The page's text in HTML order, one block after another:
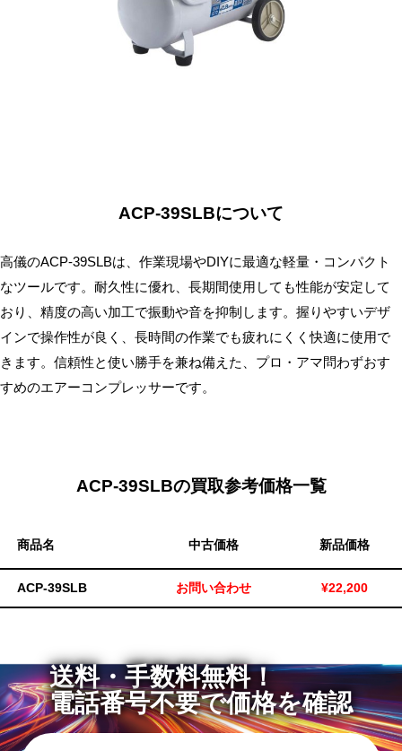
ー
ACP-39SLBについて
高儀のACP-39SLBは、作業現場やDIYに最適な軽量・コンパクト
なツールです。耐久性に優れ、長期間使用しても性能が安定して
おり、精度の高い加工で振動や音を抑制します。握りやすいデザ
インで操作性が良く、長時間の作業でも疲れにくく快適に使用で
きます。信頼性と使い勝手を兼ね備えた、プロ・アマ問わずおす
すめのエアーコンプレッサーです。
ACP-39SLBの買取参考価格一覧
商品名 中古価格 新品価格
ACP-39SLB お問い合わせ ¥22,200
送料・手数料無料！
電話番号不要で価格を確認